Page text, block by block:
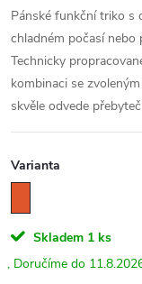
Pánské funkční triko s
chladném počasí
Technicky
kombinaci se
skvěle odvede
Varianta
Skladem 1 ks